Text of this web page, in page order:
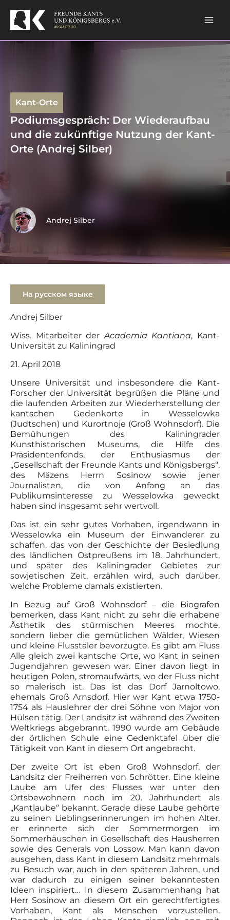
content
Kant-Orte
Podiumsgespräch: Der Wiederaufbau
und die zukünftige Nutzung der Kant-
Orte (Andrej Silber)
Andrej Silber
На русском языке
Andrej Silber
Wiss. Mitarbeiter derAcademia Kantiana, Kant-
Universität zu Kaliningrad
21. April 2018
Unsere Universität und insbesondere die Kant-
Forscher der Universität begrüßen die Pläne und
die laufenden Arbeiten zur Wiederherstellung der
kantschen Gedenkorte in Wesselowka
(Judtschen) und Kurortnoje (Groß Wohnsdorf). Die
Bemühungen des Kaliningrader
Kunsthistorischen Museums, die Hilfe des
Präsidentenfonds, der Enthusiasmus der
„Gesellschaft der Freunde Kants und Königsbergs“,
des Mäzens Herrn Sosinow sowie jener
Journalisten, die von Anfang an das
Publikumsinteresse zu Wesselowka geweckt
haben sind insgesamt sehr wertvoll.
Das ist ein sehr gutes Vorhaben, irgendwann in
Wesselowka ein Museum der Einwanderer zu
schaffen, das von der Geschichte der Besiedlung
des ländlichen Ostpreußens im 18. Jahrhundert,
und später des Kaliningrader Gebietes zur
sowjetischen Zeit, erzählen wird, auch darüber,
welche Probleme damals existierten.
In Bezug auf Groß Wohnsdorf – die Biografen
bemerken, dass Kant nicht zu sehr die erhabene
Ästhetik des stürmischen Meeres mochte,
sondern lieber die gemütlichen Wälder, Wiesen
und kleine Flusstäler bevorzugte. Es gibt am Fluss
Alle gleich zwei kantsche Orte, wo Kant in seinen
Jugendjahren gewesen war. Einer davon liegt in
heutigen Polen, stromaufwärts, wo der Fluss nicht
so malerisch ist. Das ist das Dorf Jarnoltowo,
ehemals Groß Arnsdorf. Hier war Kant etwa 1750-
1754 als Hauslehrer der drei Söhne von Major von
Hülsen tätig. Der Landsitz ist während des Zweiten
Weltkriegs abgebrannt. 1990 wurde am Gebäude
der örtlichen Schule eine Gedenktafel über die
Tätigkeit von Kant in diesem Ort angebracht.
Der zweite Ort ist eben Groß Wohnsdorf, der
Landsitz der Freiherren von Schrötter. Eine kleine
Laube am Ufer des Flusses war unter den
Ortsbewohnern noch im 20. Jahrhundert als
„Kantlaube“ bekannt. Gerade diese Laube gehörte
zu seinen Lieblingserinnerungen im hohen Alter,
er erinnerte sich der Sommermorgen im
Sommerhäuschen in Gesellschaft des Hausherren
sowie des Generals von Lossow. Man kann davon
ausgehen, dass Kant in diesem Landsitz mehrmals
zu Besuch war, auch in den späteren Jahren, und
war dadurch zu einigen seiner bekanntesten
Ideen inspiriert… In diesem Zusammenhang hat
Herr Sosinow an diesem Ort ein gerechtfertigtes
Vorhaben, Kant als Menschen vorzustellen.